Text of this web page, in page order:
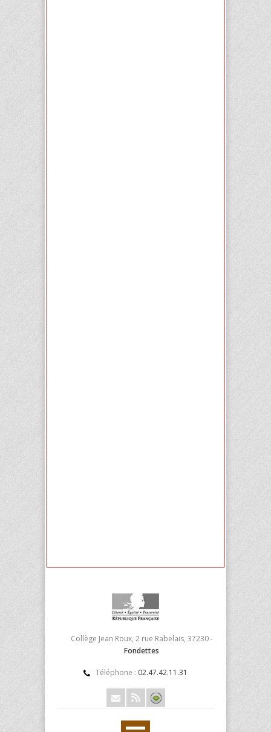
Collège Jean Roux, 2 rue Rabelais, 37230 -
Fondettes
Téléphone : 02.47.42.11.31